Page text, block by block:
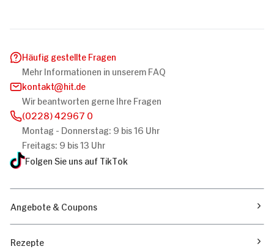
Häufig gestellte Fragen
Mehr Informationen in unserem FAQ
kontakt
hit.de
Wir beantworten gerne Ihre Fragen
(0228) 42967 0
Montag - Donnerstag: 9 bis 16 Uhr
Freitags: 9 bis 13 Uhr
Folgen Sie uns auf TikTok
Angebote & Coupons
Rezepte